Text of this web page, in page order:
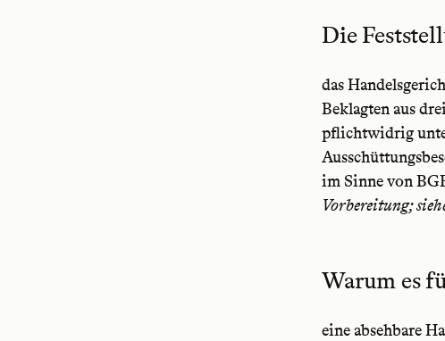
Die
das
Beklagten aus
pflichtwidrig
im Sinne von
Vorbereitung;
Warum es
eine absehbare